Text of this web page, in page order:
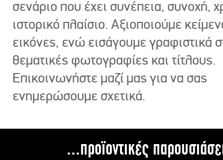
σενάριο που έχει συνέπεια, συνοχή,
ιστορικό πλαίσιο. Αξιοποιούμε
εικόνες, ενώ εισάγουμε γραφιστικά
θεματικές φωτογραφίες και τίτλους.
Επικοινωνήστε μαζί μας για να σας
ενημερώσουμε σχετικά.
...προϊοντικές